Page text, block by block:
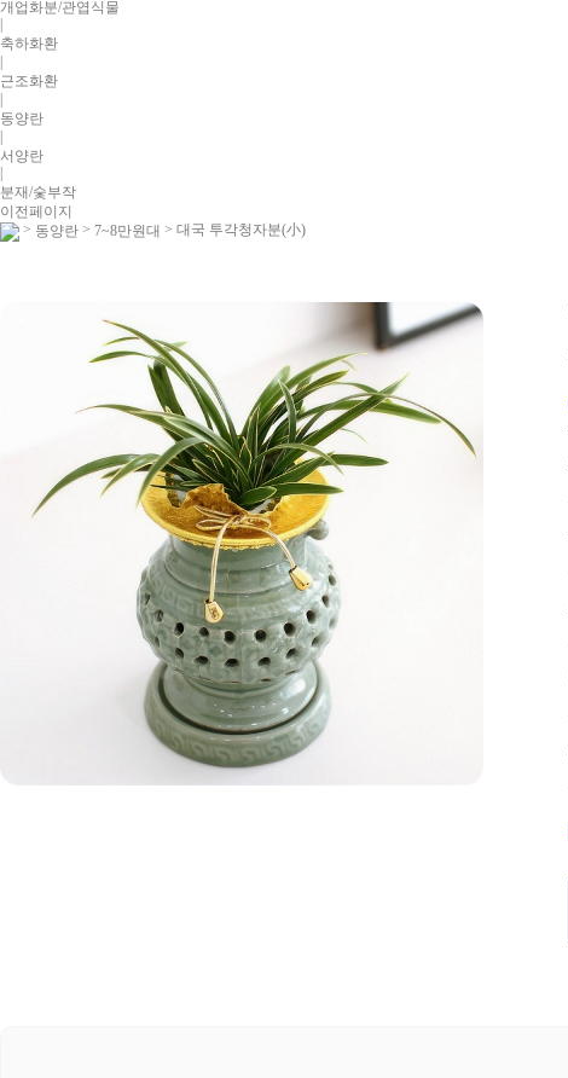
개업화분/관엽식물
축하화환
근조화환
|
동양란
|
서양란
분재/숯부작
이전페이지
> 동양란 > 7~8만원대 > 대국 투각청자분(小)